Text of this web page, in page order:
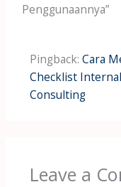
Penggunaannya”
Pingback: Cara
Checklist
Consulting
Leave a